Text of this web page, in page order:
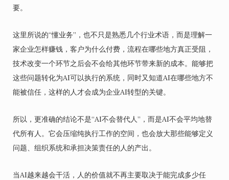
要。
这里所说的“懂业务”，也不只是熟悉几个行业术语，而是理解一
家企业怎样赚钱，客户为什么付费，流程在哪些地方真正受阻，
技术改变一个环节之后会不会给其他环节带来新的成本。能够把
这些问题转化为AI可以执行的系统，同时又知道AI在哪些地方不
能被信任，这样的人才会成为企业AI转型的关键。
所以，更准确的结论不是“AI不会替代人”，而是AI不会平均地替
代所有人。它会压缩纯执行工作的空间，也会放大那些能够定义
问题、组织系统和承担决策责任的人的产出。
当AI越来越会干活，人的价值就不再主要取决于能完成多少任